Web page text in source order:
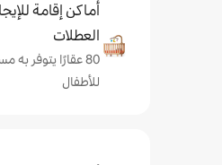
أماكن إقامة
العطلات
80 عقارًا يتوفر
للأطفال